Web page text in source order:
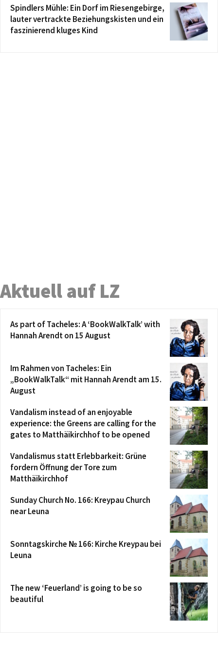
Spindlers Mühle: Ein Dorf im Riesengebirge,
lauter vertrackte Beziehungskisten und ein
faszinierend kluges Kind
Aktuell auf LZ
As part of Tacheles: A ‘BookWalkTalk’ with
Hannah Arendt on 15 August
Im Rahmen von Tacheles: Ein
„BookWalkTalk“ mit Hannah Arendt am 15.
August
Vandalism instead of an enjoyable
experience: the Greens are calling for the
gates to Matthäikirchhof to be opened
Vandalismus statt Erlebbarkeit: Grüne
fordern Öffnung der Tore zum
Matthäikirchhof
Sunday Church No. 166: Kreypau Church
near Leuna
Sonntagskirche № 166: Kirche Kreypau bei
Leuna
The new ‘Feuerland’ is going to be so
beautiful